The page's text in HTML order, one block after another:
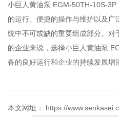
小巨人黄油泵 EGM-50TH-10S-
的运行、便捷的操作与维护以及
统中不可或缺的重要组成部分。
的企业来说，选择小巨人黄油泵
备的良好运行和企业的持续发展增
本文网址： https://